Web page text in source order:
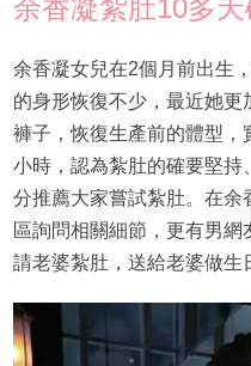
余香凝紮肚10多
余香凝女兒在2個月前出生
的身形恢復不少，最近她
褲子，恢復生產前的體型，
小時，認為紮肚的確要堅持
分推薦大家嘗試紮肚。在余
區詢問相關細節，更有男
請老婆紮肚，送給老婆做生